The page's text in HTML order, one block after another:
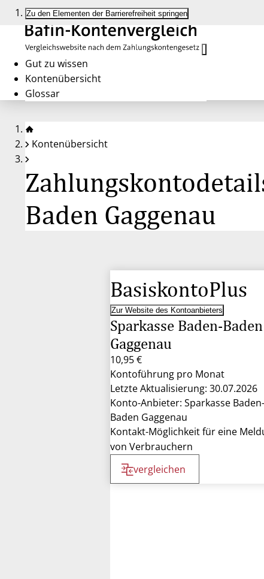
Zu den Elementen der Barrierefreiheit springen
Gut zu wissen
Kontenübersicht
Glossar
Kontenübersicht
Baden Gaggenau
BasiskontoPlus
Zur Website des Kontoanbieters
Sparkasse Baden-Baden
Gaggenau
10,95 €
Kontoführung pro Monat
Letzte Aktualisierung: 30.07.2026
Konto-Anbieter: Sparkasse Baden-
Baden Gaggenau
Kontakt-Möglichkeit für eine
von Verbrauchern
vergleichen